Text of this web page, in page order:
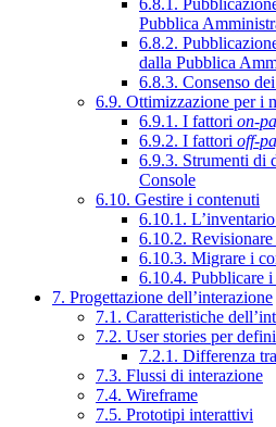
6.8.1.
Pubblica
6.8.2.
dalla Pubblica
6.8.3. Consenso
6.9. Ottimizzazione per i
6.9.1. I fattori on-
6.9.2. I fattori off-
6.9.3. Strumenti di
Console
6.10. Gestire i contenuti
6.10.1.
6.10.2.
6.10.3. Migrare i
6.10.4. Pubblicare
7. Progettazione dell’interazione
7.1. Caratteristiche
7.2. User stories per
7.2.1. Differenza
7.3. Flussi di interazione
7.4. Wireframe
7.5. Prototipi interattivi